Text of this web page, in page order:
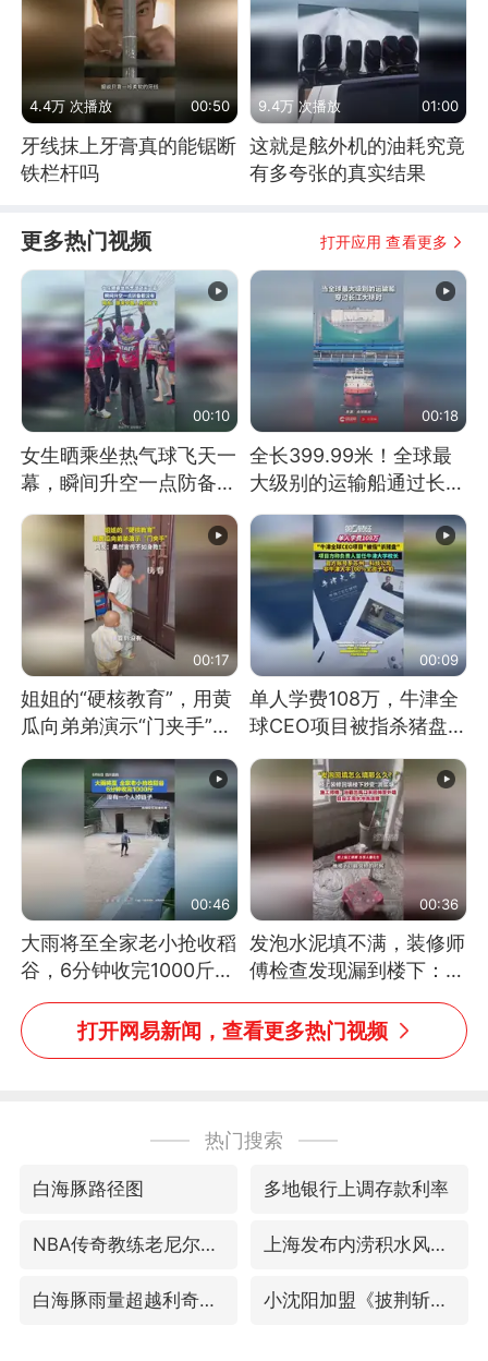
4.4万 次播放 00:50
牙线抹上牙膏真的能锯断
铁栏杆吗
9.4万 次播放 01:00
这就是舷外机的油耗究竟
有多夸张的真实结果
更多热门视频 打开应用 查看更多
00:10
女生晒乘坐热气球飞天一
幕，瞬间升空一点防备都
没有
00:18
全长399.99米！全球最
大级别的运输船通过长江
大桥这一幕，太震撼了！
00:17
姐姐的“硬核教育”，用黄
瓜向弟弟演示“门夹手”，
网友：果然言传不如身
教！
00:09
单人学费108万，牛津全
球CEO项目被指杀猪盘，
项目方称负责人曾任牛津
大学校长
00:46
大雨将至全家老小抢收稻
谷，6分钟收完1000斤，
没有一个人掉链子
00:36
发泡水泥填不满，装修师
傅检查发现漏到楼下：出
风口未延伸到外墙
打开网易新闻，查看更多热门视频
热门搜索
白海豚路径图 多地银行上调存款利率
NBA传奇教练老尼尔森去世 上海发布内涝积水风险提示
白海豚雨量超越利奇马、巴威 小沈阳加盟《披荆斩棘》